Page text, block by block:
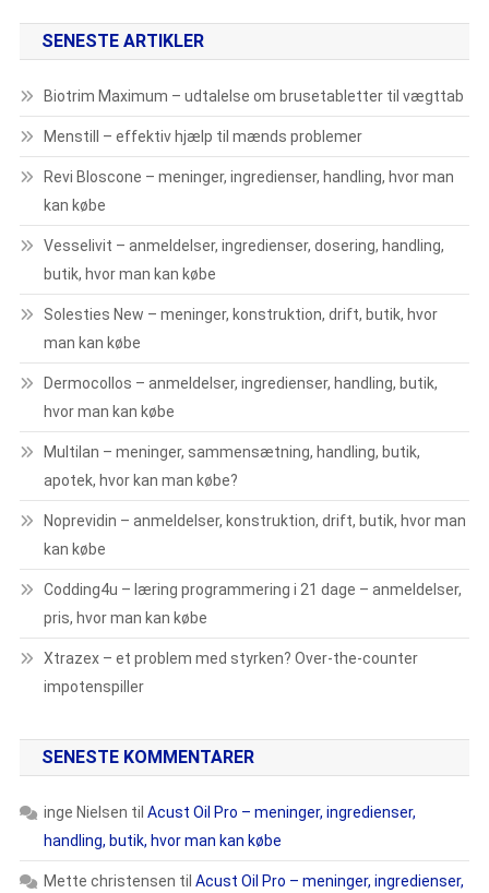
SENESTE ARTIKLER
Biotrim Maximum – udtalelse om brusetabletter til vægttab
Menstill – effektiv hjælp til mænds problemer
Revi Bloscone – meninger, ingredienser, handling, hvor man
kan købe
Vesselivit – anmeldelser, ingredienser, dosering, handling,
butik, hvor man kan købe
Solesties New – meninger, konstruktion, drift, butik, hvor
man kan købe
Dermocollos – anmeldelser, ingredienser, handling, butik,
hvor man kan købe
Multilan – meninger, sammensætning, handling, butik,
apotek, hvor kan man købe?
Noprevidin – anmeldelser, konstruktion, drift, butik, hvor man
kan købe
Codding4u – læring programmering i 21 dage – anmeldelser,
pris, hvor man kan købe
Xtrazex – et problem med styrken? Over-the-counter
impotenspiller
SENESTE KOMMENTARER
inge Nielsen til Acust Oil Pro – meninger, ingredienser,
handling, butik, hvor man kan købe
Mette christensen til Acust Oil Pro – meninger, ingredienser,